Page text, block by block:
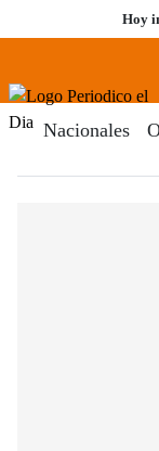
al
Hoy
Menú
Nacionales